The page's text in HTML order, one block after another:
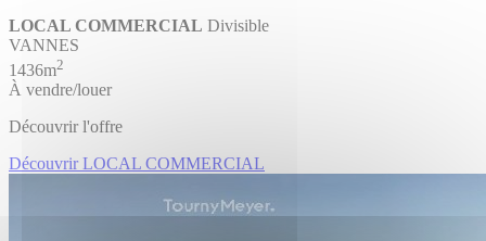
LOCAL COMMERCIAL Divisible
VANNES
1436m2
À vendre/louer
Découvrir l'offre
Découvrir LOCAL COMMERCIAL